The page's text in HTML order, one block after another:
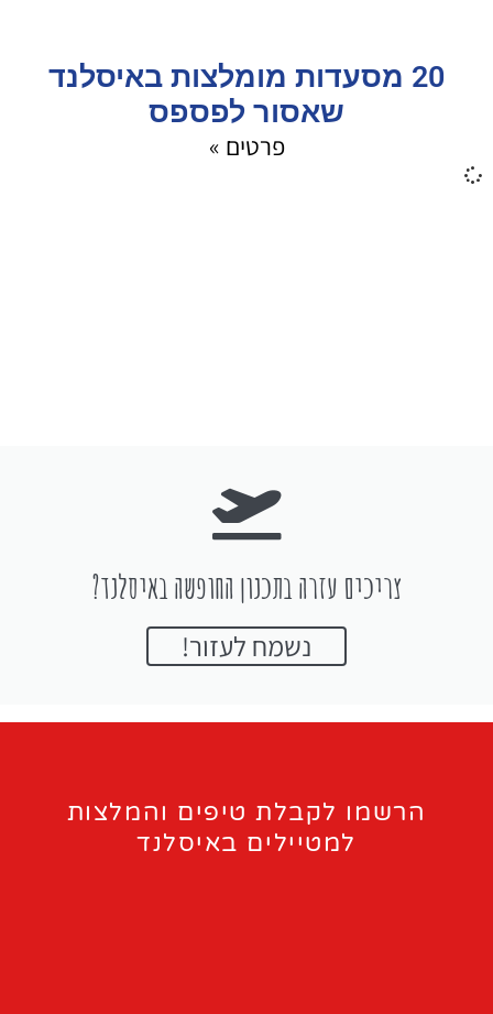
20 מסעדות מומלצות באיסלנד
שאסור לפספס
פרטים »
צריכים עזרה בתכנון החופשה באיסלנד?
נשמח לעזור!
הרשמו לקבלת טיפים והמלצות
למטיילים באיסלנד